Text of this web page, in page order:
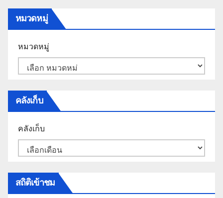
หมวดหมู่
หมวดหมู่
คลังเก็บ
คลังเก็บ
สถิติเข้าชม